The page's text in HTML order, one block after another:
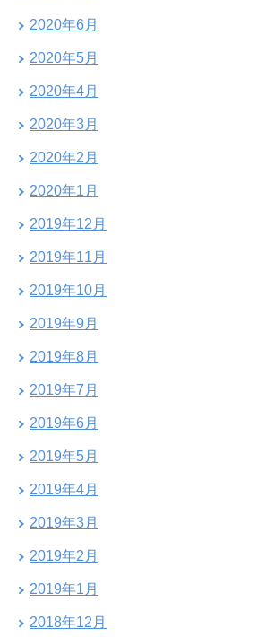
2020年6月
2020年5月
2020年4月
2020年3月
2020年2月
2020年1月
2019年12月
2019年11月
2019年10月
2019年9月
2019年8月
2019年7月
2019年6月
2019年5月
2019年4月
2019年3月
2019年2月
2019年1月
2018年12月